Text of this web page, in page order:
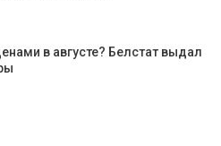
в августе? Белстат выдал